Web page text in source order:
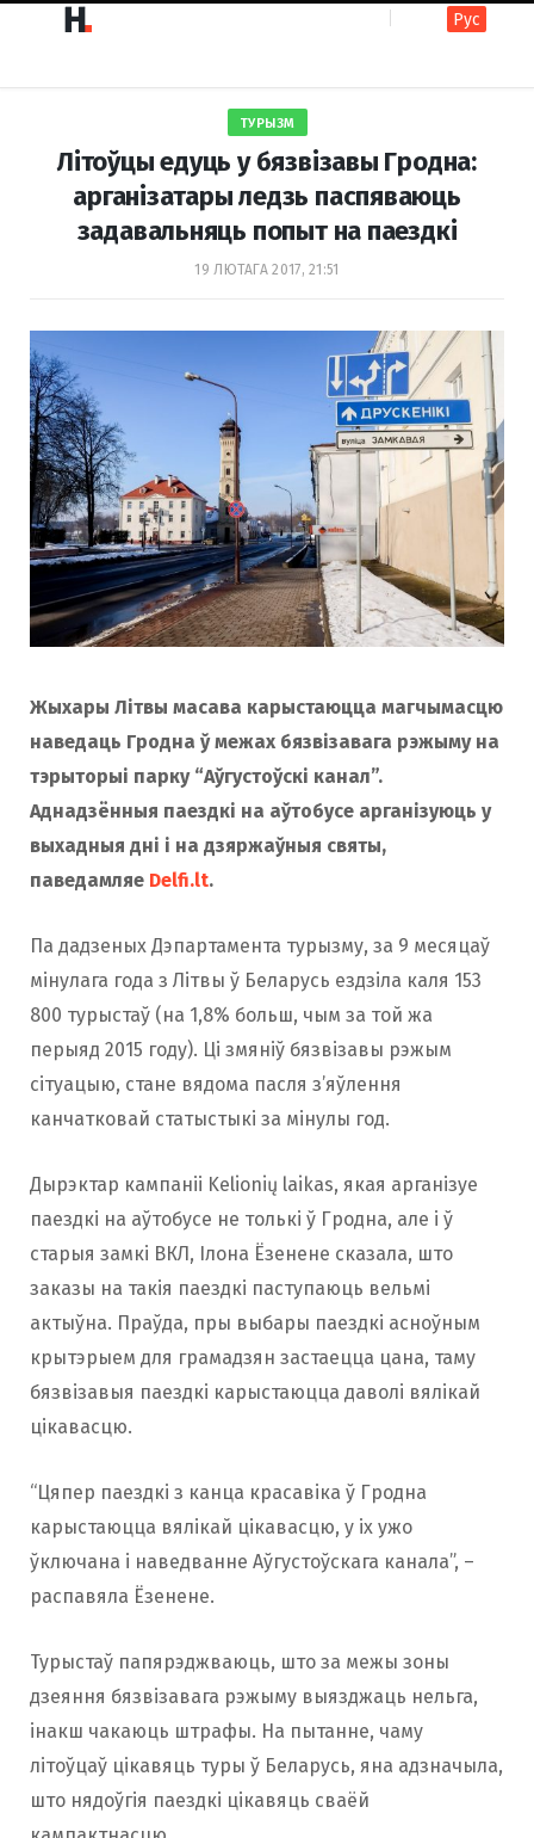
c
b
o
k
s
a
r
a
Рус
ТУРЫЗМ
Літоўцы едуць у бязвізавы Гродна:
арганізатары ледзь паспяваюць
задавальняць попыт на паездкі
19 ЛЮТАГА 2017, 21:51
Жыхары Літвы масава карыстаюцца магчымасцю
наведаць Гродна ў межах бязвізавага рэжыму на
тэрыторыі парку “Аўгустоўскі канал”.
Аднадзённыя паездкі на аўтобусе арганізуюць у
выхадныя дні і на дзяржаўныя святы,
паведамляе Delfi.lt.
Па дадзеных Дэпартамента турызму, за 9 месяцаў
мінулага года з Літвы ў Беларусь ездзіла каля 153
800 турыстаў (на 1,8% больш, чым за той жа
перыяд 2015 году). Ці змяніў бязвізавы рэжым
сітуацыю, стане вядома пасля з’яўлення
канчатковай статыстыкі за мінулы год.
Дырэктар кампаніі Kelionių laikas, якая арганізуе
паездкі на аўтобусе не толькі ў Гродна, але і ў
старыя замкі ВКЛ, Ілона Ёзенене сказала, што
заказы на такія паездкі паступаюць вельмі
актыўна. Праўда, пры выбары паездкі асноўным
крытэрыем для грамадзян застаецца цана, таму
бязвізавыя паездкі карыстаюцца даволі вялікай
цікавасцю.
“Цяпер паездкі з канца красавіка ў Гродна
карыстаюцца вялікай цікавасцю, у іх ужо
ўключана і наведванне Аўгустоўскага канала”, –
распавяла Ёзенене.
Турыстаў папярэджваюць, што за межы зоны
дзеяння бязвізавага рэжыму выязджаць нельга,
інакш чакаюць штрафы. На пытанне, чаму
літоўцаў цікавяць туры ў Беларусь, яна адзначыла,
што нядоўгія паездкі цікавяць сваёй